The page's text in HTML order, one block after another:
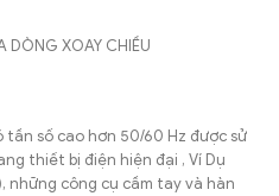
XOAY CHIỀU
số cao hơn 50/60 Hz được sử
thiết bị điện hiện đại , Ví Dụ
những công cụ cầm tay và hàn